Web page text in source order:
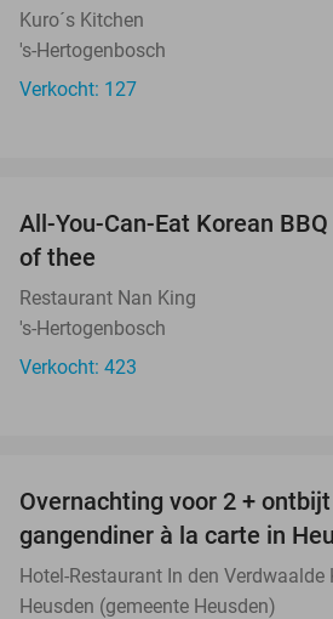
Kuro´s Kitchen
's-Hertogenbosch
Verkocht: 127
All-You-Can-Eat Korean
of thee
Restaurant Nan King
's-Hertogenbosch
Verkocht: 423
Overnachting voor 2 +
gangendiner à la carte in
Hotel-Restaurant In den Verdwaalde
Heusden (gemeente Heusden)